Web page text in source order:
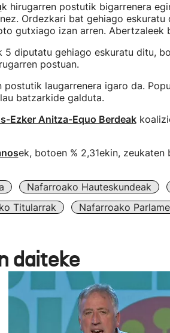
k hirugarren postutik bigarrenera
Ordezkari bat gehiago eskuratu
gutxiago izan arren. Abertzaleek
5 diputatu gehiago eskuratu ditu,
postuan.
postutik laugarrenera igaro da.
batzarkide galduta.
Ezker Anitza-Equo Berdeak
ek, botoen % 2,31ekin,
Nafarroako Hauteskundeak
Titularrak
Nafarroako
daiteke